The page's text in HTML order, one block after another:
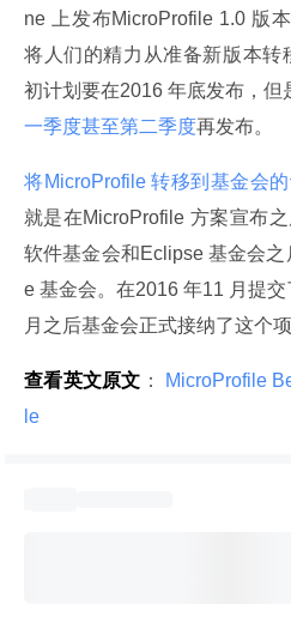
ne 上发布MicroProfile 1.0 版
将人们的精力从准备新版本转
初计划要在2016 年底发布，但
一季度甚至第二季度再发布。
将MicroProfile 转移到基金会
就是在MicroProfile 方案宣布
软件基金会和Eclipse 基金会
e 基金会。在2016 年11 月提
月之后基金会正式接纳了这个项
查看英文原文 ：
MicroProfile
le